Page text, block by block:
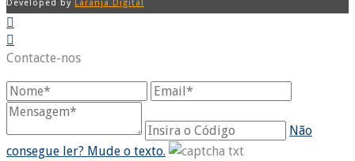
Developed by Laranja Digital
Contacte-nos
Não
consegue ler? Mude o texto.